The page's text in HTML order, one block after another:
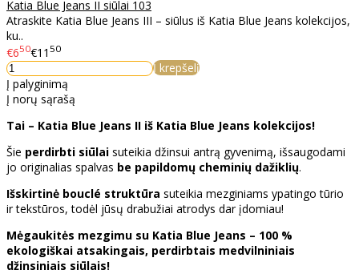
Katia Blue Jeans II siūlai 103
Atraskite Katia Blue Jeans III – siūlus iš Katia Blue Jeans kolekcijos,
ku..
€650€11 50
Į krepšelį
Į palyginimą
Į norų sąrašą
Tai – Katia Blue Jeans II iš Katia Blue Jeans kolekcijos!
Šie perdirbti siūlai suteikia džinsui antrą gyvenimą, išsaugodami
jo originalias spalvas be papildomų cheminių dažiklių.
Išskirtinė bouclé struktūra suteikia mezginiams ypatingo tūrio
ir tekstūros, todėl jūsų drabužiai atrodys dar įdomiau!
Mėgaukitės mezgimu su Katia Blue Jeans – 100 %
ekologiškai atsakingais, perdirbtais medvilniniais
džinsiniais siūlais!